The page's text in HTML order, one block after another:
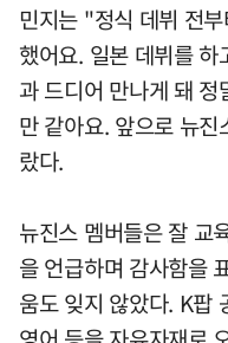
민지는 "정식 데뷔 전
했어요. 일본 데뷔를
과 드디어 만나게 돼
만 같아요. 앞으로 뉴
랐다.
뉴진스 멤버들은 잘 교
을 언급하며 감사함을
움도 잊지 않았다. K팝